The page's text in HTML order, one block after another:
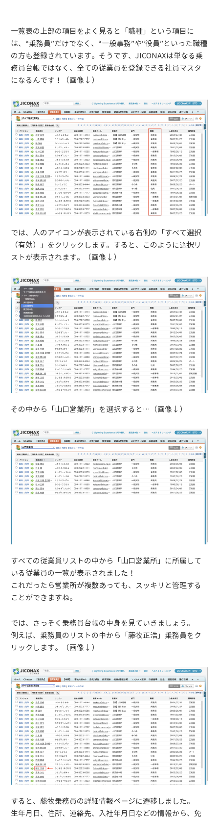
一覧表の上部の項目をよく見ると「職種」という項目に
は、“乗務員”だけでなく、“一般事務”や“役員”といった職種
の方も登録されています。そうです、JICONAXは単なる乗
務員台帳ではなく、全ての従業員を登録できる社員マスタ
になるんです！（画像↓）
では、人のアイコンが表示されている右側の「すべて選択
（有効）」をクリックします。すると、このように選択リ
ストが表示されます。（画像↓）
その中から「山口営業所」を選択すると…（画像↓）
すべての従業員リストの中から「山口営業所」に所属して
いる従業員の一覧が表示されました！
これだったら営業所が複数あっても、スッキリと管理する
ことができますね。
では、さっそく乗務員台帳の中身を見ていきましょう。
例えば、乗務員のリストの中から「藤牧正浩」乗務員をク
リックします。（画像↓）
すると、藤牧乗務員の詳細情報ページに遷移しました。
生年月日、住所、連絡先、入社年月日などの情報から、免